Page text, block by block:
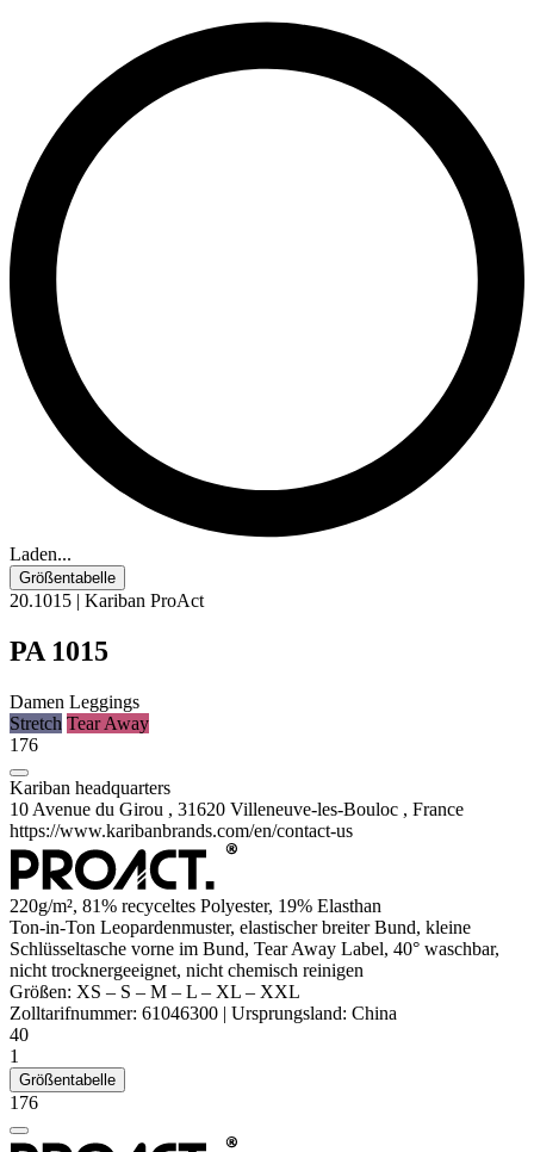
Laden...
Größentabelle
20.1015 | Kariban ProAct
PA 1015
Damen Leggings
Stretch Tear Away
176
Kariban headquarters
10 Avenue du Girou , 31620 Villeneuve-les-Bouloc , France
https://www.karibanbrands.com/en/contact-us
220g/m², 81% recyceltes Polyester, 19% Elasthan
Ton-in-Ton Leopardenmuster, elastischer breiter Bund, kleine
Schlüsseltasche vorne im Bund, Tear Away Label, 40° waschbar,
nicht trocknergeeignet, nicht chemisch reinigen
Größen: XS – S – M – L – XL – XXL
Zolltarifnummer: 61046300 | Ursprungsland: China
40
1
Größentabelle
176